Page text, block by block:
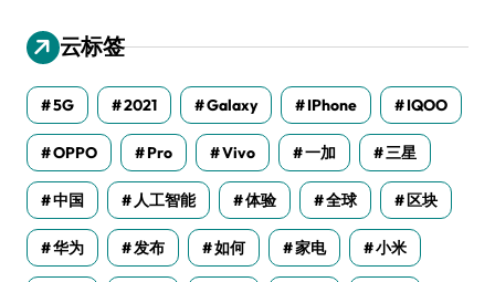
云标签
5G 2021 Galaxy IPhone IQOO
OPPO Pro Vivo 一加 三星
中国 人工智能 体验 全球 区块
华为 发布 如何 家电 小米